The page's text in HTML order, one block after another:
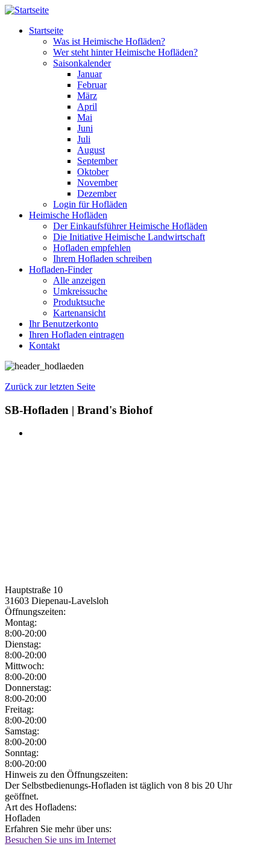
Direkt zum Inhalt
Startseite
Was ist Heimische Hofläden?
Wer steht hinter Heimische Hofläden?
Saisonkalender
Januar
Februar
März
April
Mai
Juni
Juli
August
September
Oktober
November
Dezember
Login für Hofläden
Heimische Hofläden
Der Einkaufsführer Heimische Hofläden
Die Initiative Heimische Landwirtschaft
Hofladen empfehlen
Ihrem Hofladen schreiben
Hofladen-Finder
Alle anzeigen
Umkreissuche
Produktsuche
Kartenansicht
Ihr Benutzerkonto
Ihren Hofladen eintragen
Kontakt
Zurück zur letzten Seite
SB-Hofladen | Brand's Biohof
Hauptstraße 10
31603 Diepenau-Lavelsloh
Öffnungszeiten:
Montag:
8:00-20:00
Dienstag:
8:00-20:00
Mittwoch:
8:00-20:00
Donnerstag:
8:00-20:00
Freitag:
8:00-20:00
Samstag:
8:00-20:00
Sonntag:
8:00-20:00
Jetzt geöffnet!
Jetzt geschlossen!
Hinweis zu den Öffnungszeiten:
Der Selbstbedienungs-Hofladen ist täglich von 8 bis 20 Uhr
geöffnet.
Art des Hofladens:
Hofladen
Erfahren Sie mehr über uns:
Besuchen Sie uns im Internet